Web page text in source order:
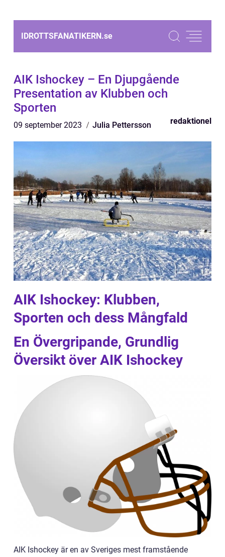
IDROTTSFANATIKERN.se
AIK Ishockey – En Djupgående
Presentation av Klubben och
Sporten
09 september 2023 Julia Pettersson redaktionel
AIK Ishockey: Klubben,
Sporten och dess Mångfald
En Övergripande, Grundlig
Översikt över AIK Ishockey
AIK Ishockey är en av Sveriges mest framstående